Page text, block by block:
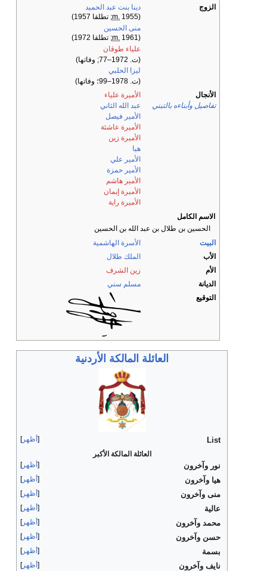
الزوج
دينا بنت عبد الحميد
(
m. 1955; تطلقا 1957)
منى الحسين
(
m. 1961; تطلقا 1972)
علياء طوقان
(ت. 1972–77; وفاتها)
ليزا الحلبي
(ت. 1978–99؛ وفاتها)
الأنجال
تفاصيل وأبناءه بالتبني
الأميرة علياء
عبد الله الثاني
الأمير فيصل
الأميرة عاشئة
الأميرة زين
هيا
الأمير علي
الأمير حمزة
الأمير هاشم
الأميرة إيمان
الأميرة راية
الاسم الكامل
الحسين بن طلال بن عبد الله بن الحسين
البيت
الأسرة الهاشمية
الأب
الملك طلال
الأم
زين الشرف
الديانة
مسلم سني
التوقيع
العائلة المالكة الأردنية
أظهر List
العائلة المالكة الأكبر
أظهر
نور وآخرون
أظهر هيا وآخرون
أظهر منى وآخرون
أظهر عالية
أظهر محمد وآخرون
أظهر حسن وآخرون
أظهر بسمة
أظهر نايف وآخرون